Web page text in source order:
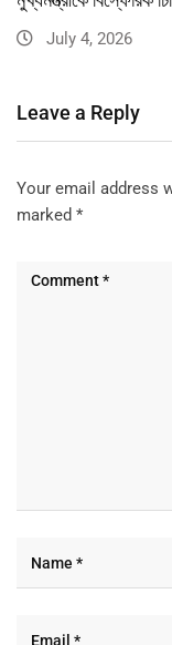
July 4, 2026
Leave a Reply
Your email address
marked *